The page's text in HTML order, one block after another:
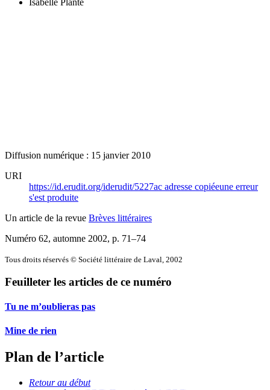
Diffusion numérique : 15 janvier 2010
URI
https://id.erudit.org/iderudit/5227ac adresse copiéeune erreur
s'est produite
Un article de la revue Brèves littéraires
Numéro 62, automne 2002, p. 71–74
Tous droits réservés © Société littéraire de Laval, 2002
Feuilleter les articles de ce numéro
Tu ne m’oublieras pas
Mine de rien
Plan de l’article
Retour au début